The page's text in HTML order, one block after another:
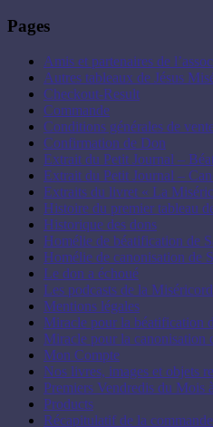
Pages
Amis et partenaires de
Autres tableaux de Jésus
Checkout-Result
Commande
Conditions générales de
Confirmation de Don
Extrait du Petit Journal –
Extrait du Petit Journal –
Extraits du livret « La
Histoire du premier tableau
Historique des dons
Homélie de béatification de
Homélie de canonisation de
Le don a échoué
Les podcasts de la
Mentions légales
Miracle pour la béatification
Miracle pour la canonisation
Mon Compte
Nos livres, images et objets
Premiers Vendredis du Mois
Products
Récapitulatif de la commande